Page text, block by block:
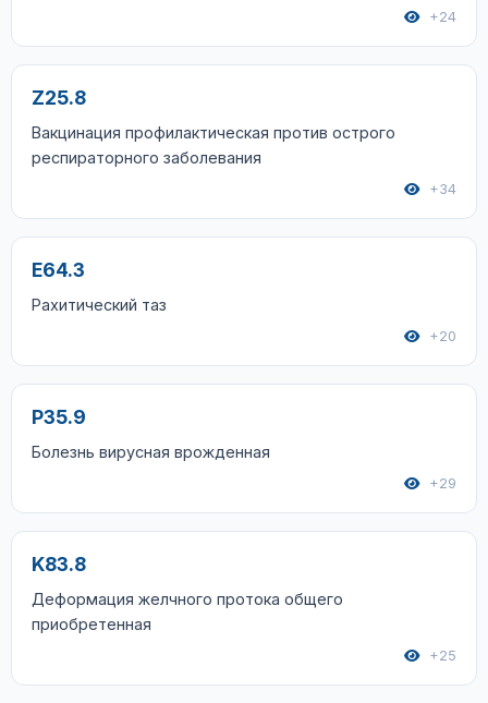
+24
Z25.8
Вакцинация профилактическая против острого
респираторного заболевания
+34
E64.3
Рахитический таз
+20
P35.9
Болезнь вирусная врожденная
+29
K83.8
Деформация желчного протока общего
приобретенная
+25